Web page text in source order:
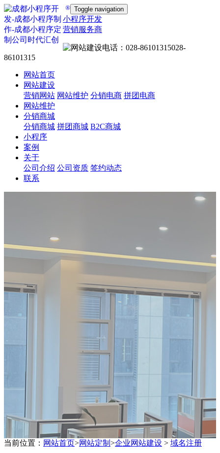
Toggle navigation
®
小程序开发
营销服务商
028-
86101315
网站首页
网站建设
营销网站 网站维护 分销电商 拼团电商
网站维护
分销商城
分销商城 拼团商城 B2C商城
小程序
案例
关于
公司介绍 公司资质 签约动态
联系
当前位置： 网站首页>网站定制 >企业网站建设 > 域名注册